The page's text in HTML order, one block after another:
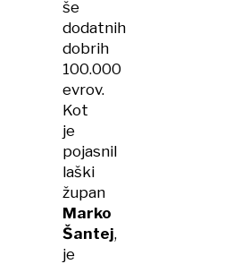
še
dodatnih
dobrih
100.000
evrov.
Kot
je
pojasnil
laški
župan
Marko
Šantej,
je